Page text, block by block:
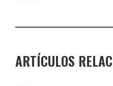
ARTÍCULOS